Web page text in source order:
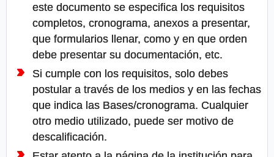
este documento se especifica los requisitos
completos, cronograma, anexos a presentar,
que formularios llenar, como y en que orden
debe presentar su documentación, etc.
Si cumple con los requisitos, solo debes
postular a través de los medios y en las fechas
que indica las Bases/cronograma. Cualquier
otro medio utilizado, puede ser motivo de
descalificación.